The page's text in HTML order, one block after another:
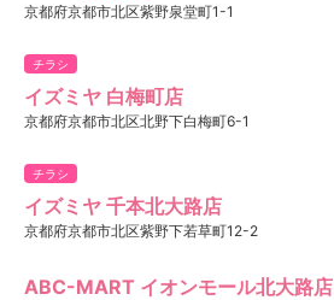
京都府京都市北区紫野泉堂町1-1
チラシ
イズミヤ 白梅町店
京都府京都市北区北野下白梅町6-1
チラシ
イズミヤ 千本北大路店
京都府京都市北区紫野下若草町12-2
ABC-MART イオンモール北大路店